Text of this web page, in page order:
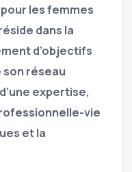
les femmes
dans la
d’objectifs
réseau
expertise,
vie
et la